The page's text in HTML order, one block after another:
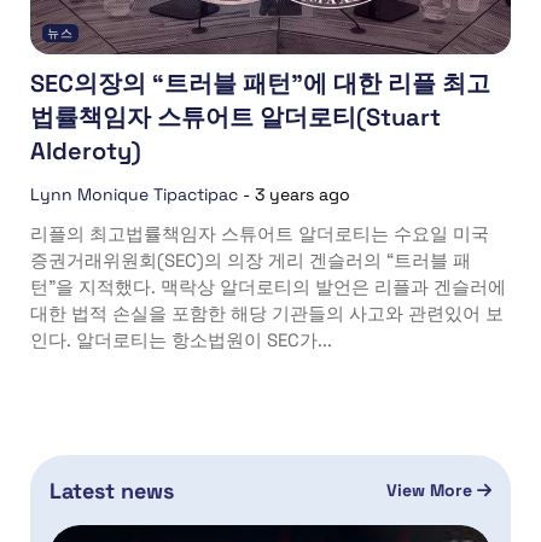
뉴스
SEC의장의 “트러블 패턴”에 대한 리플 최고
법률책임자 스튜어트 알더로티(Stuart
Alderoty)
Lynn Monique Tipactipac - 3 years ago
리플의 최고법률책임자 스튜어트 알더로티는 수요일 미국
증권거래위원회(SEC)의 의장 게리 겐슬러의 “트러블 패
턴”을 지적했다. 맥락상 알더로티의 발언은 리플과 겐슬러에
대한 법적 손실을 포함한 해당 기관들의 사고와 관련있어 보
인다. 알더로티는 항소법원이 SEC가...
Latest news View More